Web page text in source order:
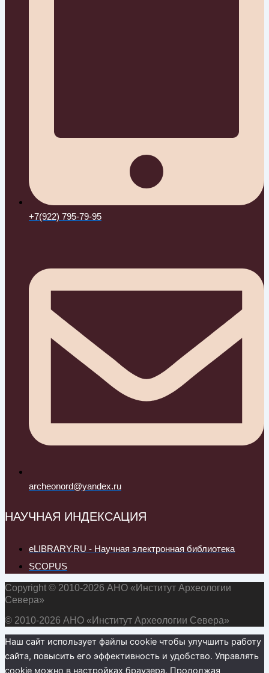
+7(922) 795-79-95
archeonord@yandex.ru
НАУЧНАЯ ИНДЕКСАЦИЯ
eLIBRARY.RU - Научная электронная библиотека
SCOPUS
Copyright © 2010-2026 АНО «Институт Археологии
Севера»
© 2010-2026 АНО «Институт Археологии Севера»
Наш сайт использует файлы cookie чтобы улучшить работу
сайта, повысить его эффективность и удобство. Управлять
cookie можно в настройках браузера. Продолжая